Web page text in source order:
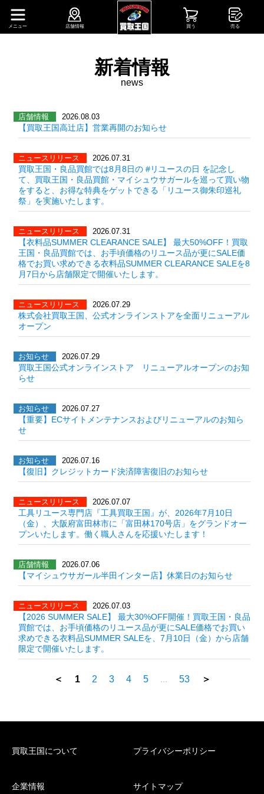
店舗情報 買う 売る
メニュー
新着情報
news
店舗情報 2026.08.03
【買取王国高辻店】営業再開のお知らせ
ニュースリリース 2026.07.31
買取王国・良品買館では8月8日の #リユースの日 を記念し
て、買取王国・良品買館・マイシュウサガールを巡って買い物
をすると、お得な特典をゲットできる「リユース御朱印巡礼
祭」を実施いたします。
ニュースリリース 2026.07.31
【衣料品SUMMER CLEARANCE SALE】 最大50%OFF！買取
王国・良品買館では、お手頃価格のリユース品が更にSALE価
格でお買い求めできる衣料品SUMMER CLEARANCE SALEを8
月7日から店舗限定で開催いたします。
ニュースリリース 2026.07.29
株式会社買取王国、公式オンラインストアを全面リニューアル
オープン
お知らせ 2026.07.29
買取王国公式オンラインストア リニューアルオープンのお知
らせ
お知らせ 2026.07.27
【重要】ECサイトメンテナンスおよびリニューアルのお知ら
せ
お知らせ 2026.07.16
【復旧】クレジットカード決済障害復旧のお知らせ
ニュースリリース 2026.07.07
工具リユース専門店『工具買取王国』が、2026年7月10日
（金）、大阪府富田林市に「富田林170号店」をグランドオー
プンいたします。働く職人さんを応援いたします！
店舗情報 2026.07.06
【マイシュウサガール半田インター店】休業日のお知らせ
ニュースリリース 2026.07.03
【2026 SUMMER SALE】 最大30%OFF開催！買取王国・良品
買館では、お手頃価格のリユース品が更にSALE価格でお買い
求めできる衣料品SUMMER SALEを、7月10日（金）から店舗
限定で開催いたします。
＜ 1 2 3 4 5... 53 ＞
買取王国について プライバシーポリシー
企業情報 サイトマップ